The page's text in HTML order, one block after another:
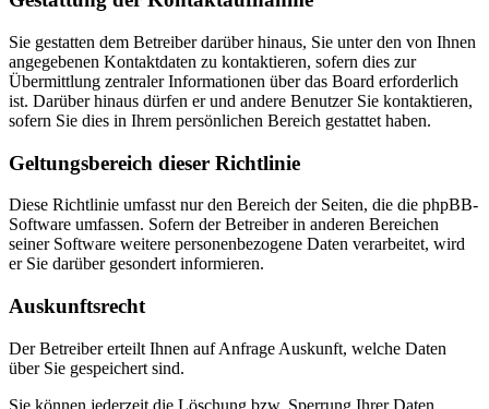
Sie gestatten dem Betreiber darüber hinaus, Sie unter den von Ihnen
angegebenen Kontaktdaten zu kontaktieren, sofern dies zur
Übermittlung zentraler Informationen über das Board erforderlich
ist. Darüber hinaus dürfen er und andere Benutzer Sie kontaktieren,
sofern Sie dies in Ihrem persönlichen Bereich gestattet haben.
Geltungsbereich dieser Richtlinie
Diese Richtlinie umfasst nur den Bereich der Seiten, die die phpBB-
Software umfassen. Sofern der Betreiber in anderen Bereichen
seiner Software weitere personenbezogene Daten verarbeitet, wird
er Sie darüber gesondert informieren.
Auskunftsrecht
Der Betreiber erteilt Ihnen auf Anfrage Auskunft, welche Daten
über Sie gespeichert sind.
Sie können jederzeit die Löschung bzw. Sperrung Ihrer Daten